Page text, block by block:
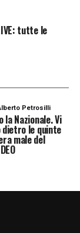
tutte le
Petrosilli
Nazionale. Vi
dietro le quinte
male del